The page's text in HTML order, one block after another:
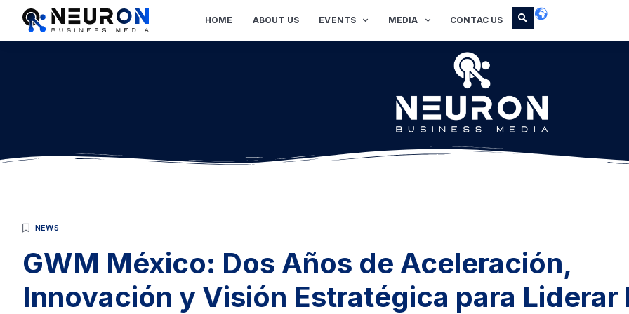
HOME ABOUT US EVENTS MEDIA CONTAC US
NEWS
GWM México: Dos Años de Aceleración,
Innovación y Visión Estratégica para Liderar